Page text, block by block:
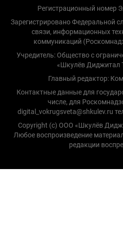
Регистрационный номер
Зарегистрировано Федеральной
связи, информационных
коммуникаций
Учредитель: Общество с
«Шкулёв Диджитал
Главный редактор:
Контактные данные для
числе, для
digital_vokrugsveta@shkulev.ru
Copyright (с) ООО «Шкулёв
Любое воспроизведение
редакции